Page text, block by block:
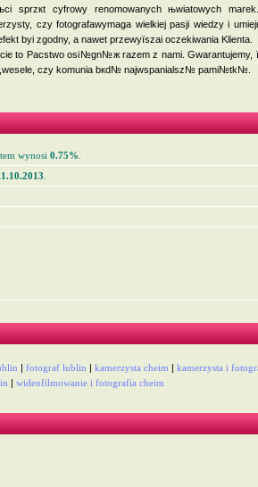
sprzкt cyfrowy renomowanych њwiatowych
czy fotografawymaga wielkiej pasji wiedzy i
byі zgodny, a nawet przewyїszaі oczekiwania Klienta.
to Paсstwo osi№gn№ж razem z nami. Gwarantujemy,
czy komunia bкd№ najwspanialsz№ pami№tk№.
wynosi 0.75%
| fotograf lublin | kamerzysta cheіm | kamerzysta i
| wideofilmowanie i fotografia cheіm